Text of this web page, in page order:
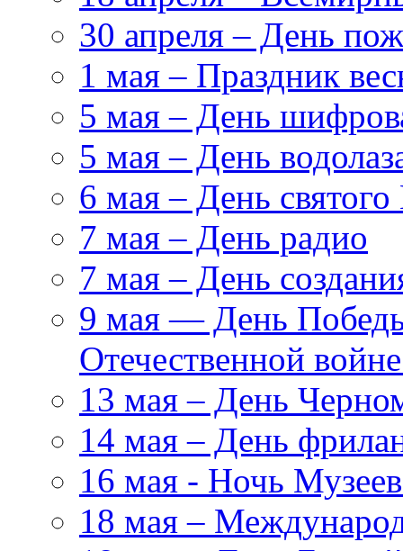
30 апреля – День
1 мая – Праздник
5 мая – День
5 мая – День
6 мая – День
7 мая – День радио
7 мая – День
9 мая — День Победы
Отечественной
13 мая – День
14 мая – День
16 мая - Ночь
18 мая –